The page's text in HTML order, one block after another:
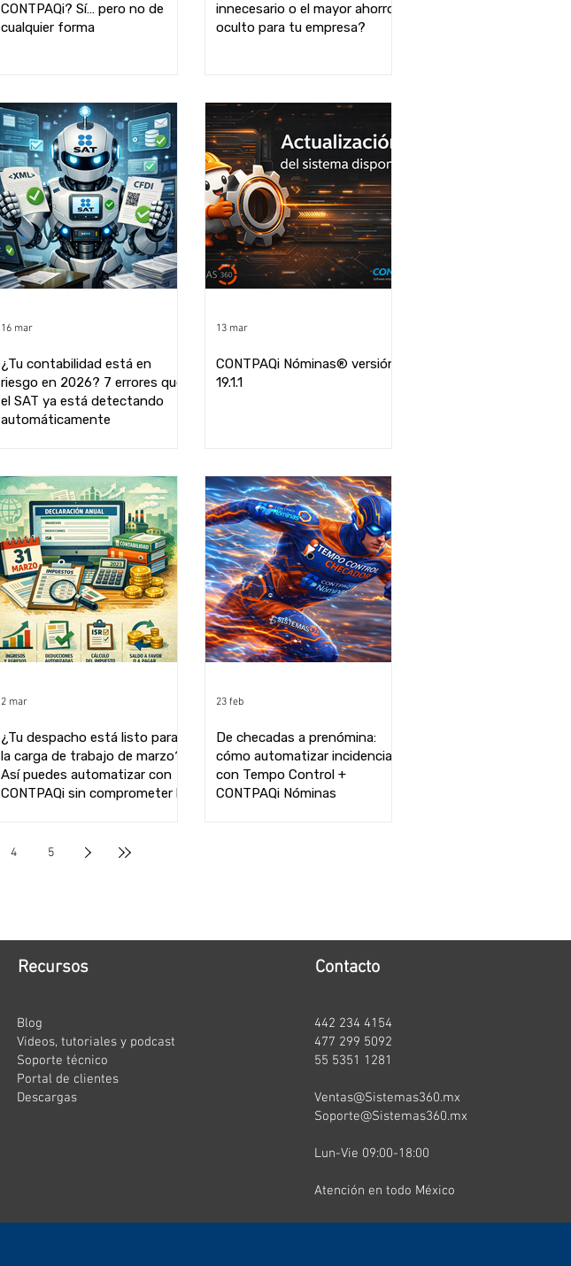
CONTPAQi? Sí… pero no de
cualquier forma
innecesario o el mayor ahorro
oculto para tu empresa?
¿Tu contabilidad está en
riesgo en 2026? 7 errores que
el SAT ya está detectando
automáticamente
16 mar
CONTPAQi Nóminas® versión
19.1.1
13 mar
¿Tu despacho está listo para
la carga de trabajo de marzo?
Así puedes automatizar con
CONTPAQi sin comprometer la
2 mar
De checadas a prenómina:
cómo automatizar incidencias
con Tempo Control +
CONTPAQi Nóminas
23 feb
4 5
Recursos
Blog
Videos, tutoriales y podcast
Soporte técnico
Portal de clientes
Descargas
Contacto
442 234 4154
477 299 5092
55 5351 1281
Ventas@Sistemas360.mx
Soporte@Sistemas360.mx
Lun-Vie 09:00-18:00
Atención en todo México